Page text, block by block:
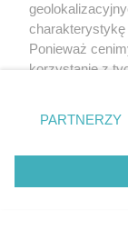
charakterystykę
Ponieważ
korzystanie z
zmienić/
znajdujący się
rodzaje
użytkownika,
przetwarzaniu.
PARTNERZY